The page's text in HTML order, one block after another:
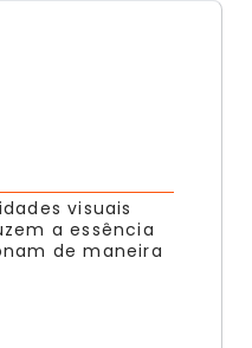
visuais
a essência
de maneira